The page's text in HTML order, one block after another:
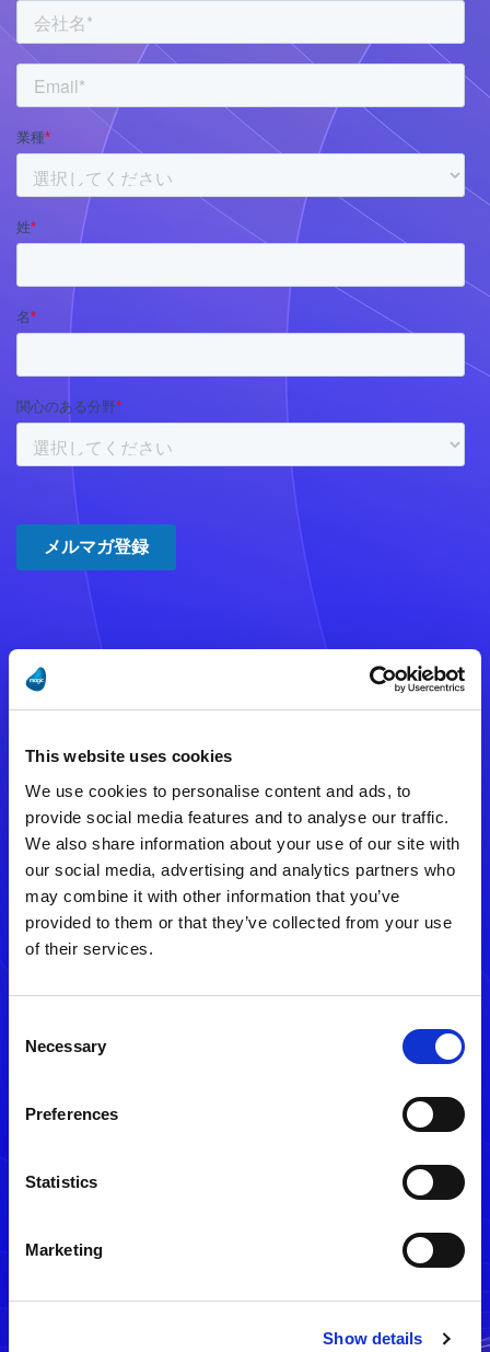
This website uses cookies
We use cookies to personalise content and ads, to
provide social media features and to analyse our traffic.
We also share information about your use of our site with
our social media, advertising and analytics partners who
may combine it with other information that you’ve
provided to them or that they’ve collected from your use
of their services.
Selection
Necessary
Preferences
Statistics
Marketing
Show details
注意事項
ある可能性があります。
メールアドレスをご確認のうえ、
再度手続きを行ってください。
メルマガ配信停止